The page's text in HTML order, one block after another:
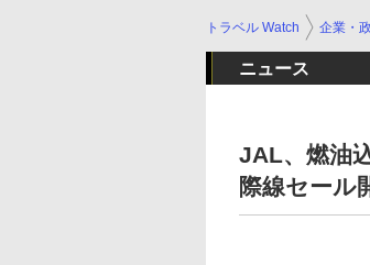
トラベル Watch 企業・
ニュース
JAL、燃油
際線セール